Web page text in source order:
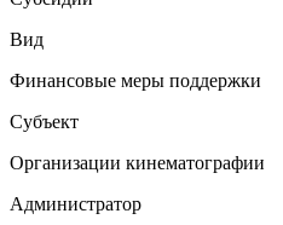
Вид
Финансовые меры поддержки
Субъект
Организации кинематографии
Администратор